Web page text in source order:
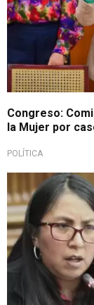
Congreso:
la Mujer por
POLÍTICA
Por exposición